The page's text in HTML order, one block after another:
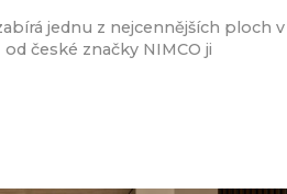
jednu z nejcennějších ploch v
české značky NIMCO ji